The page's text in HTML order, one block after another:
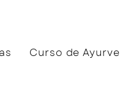
Curso de